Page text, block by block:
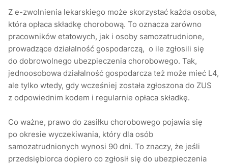
Z e-zwolnienia lekarskiego może skorzystać każda osoba,
która opłaca składkę chorobową. To oznacza zarówno
pracowników etatowych, jak i osoby samozatrudnione,
prowadzące działalność gospodarczą, o ile zgłosili się
do dobrowolnego ubezpieczenia chorobowego. Tak,
jednoosobowa działalność gospodarcza też może mieć L4,
ale tylko wtedy, gdy wcześniej została zgłoszona do ZUS
z odpowiednim kodem i regularnie opłaca składkę.
Co ważne, prawo do zasiłku chorobowego pojawia się
po okresie wyczekiwania, który dla osób
samozatrudnionych wynosi 90 dni. To znaczy, że jeśli
przedsiębiorca dopiero co zgłosił się do ubezpieczenia